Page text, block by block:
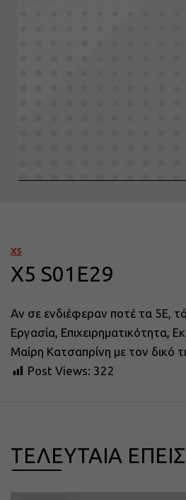
X5
X5 S01E29
Αν σε ενδιέφεραν ποτέ τα 5Ε,
Εργασία, Επιχειρηματικότητα,
Μαίρη Κατσαπρίνη με τον δικό
Post Views: 322
ΤΕΛΕΥΤΑΙΑ